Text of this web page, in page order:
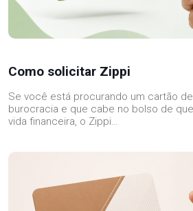
Como solicitar Zippi
Se você está procurando um cartão
burocracia e que cabe no bolso de
vida financeira, o Zippi…